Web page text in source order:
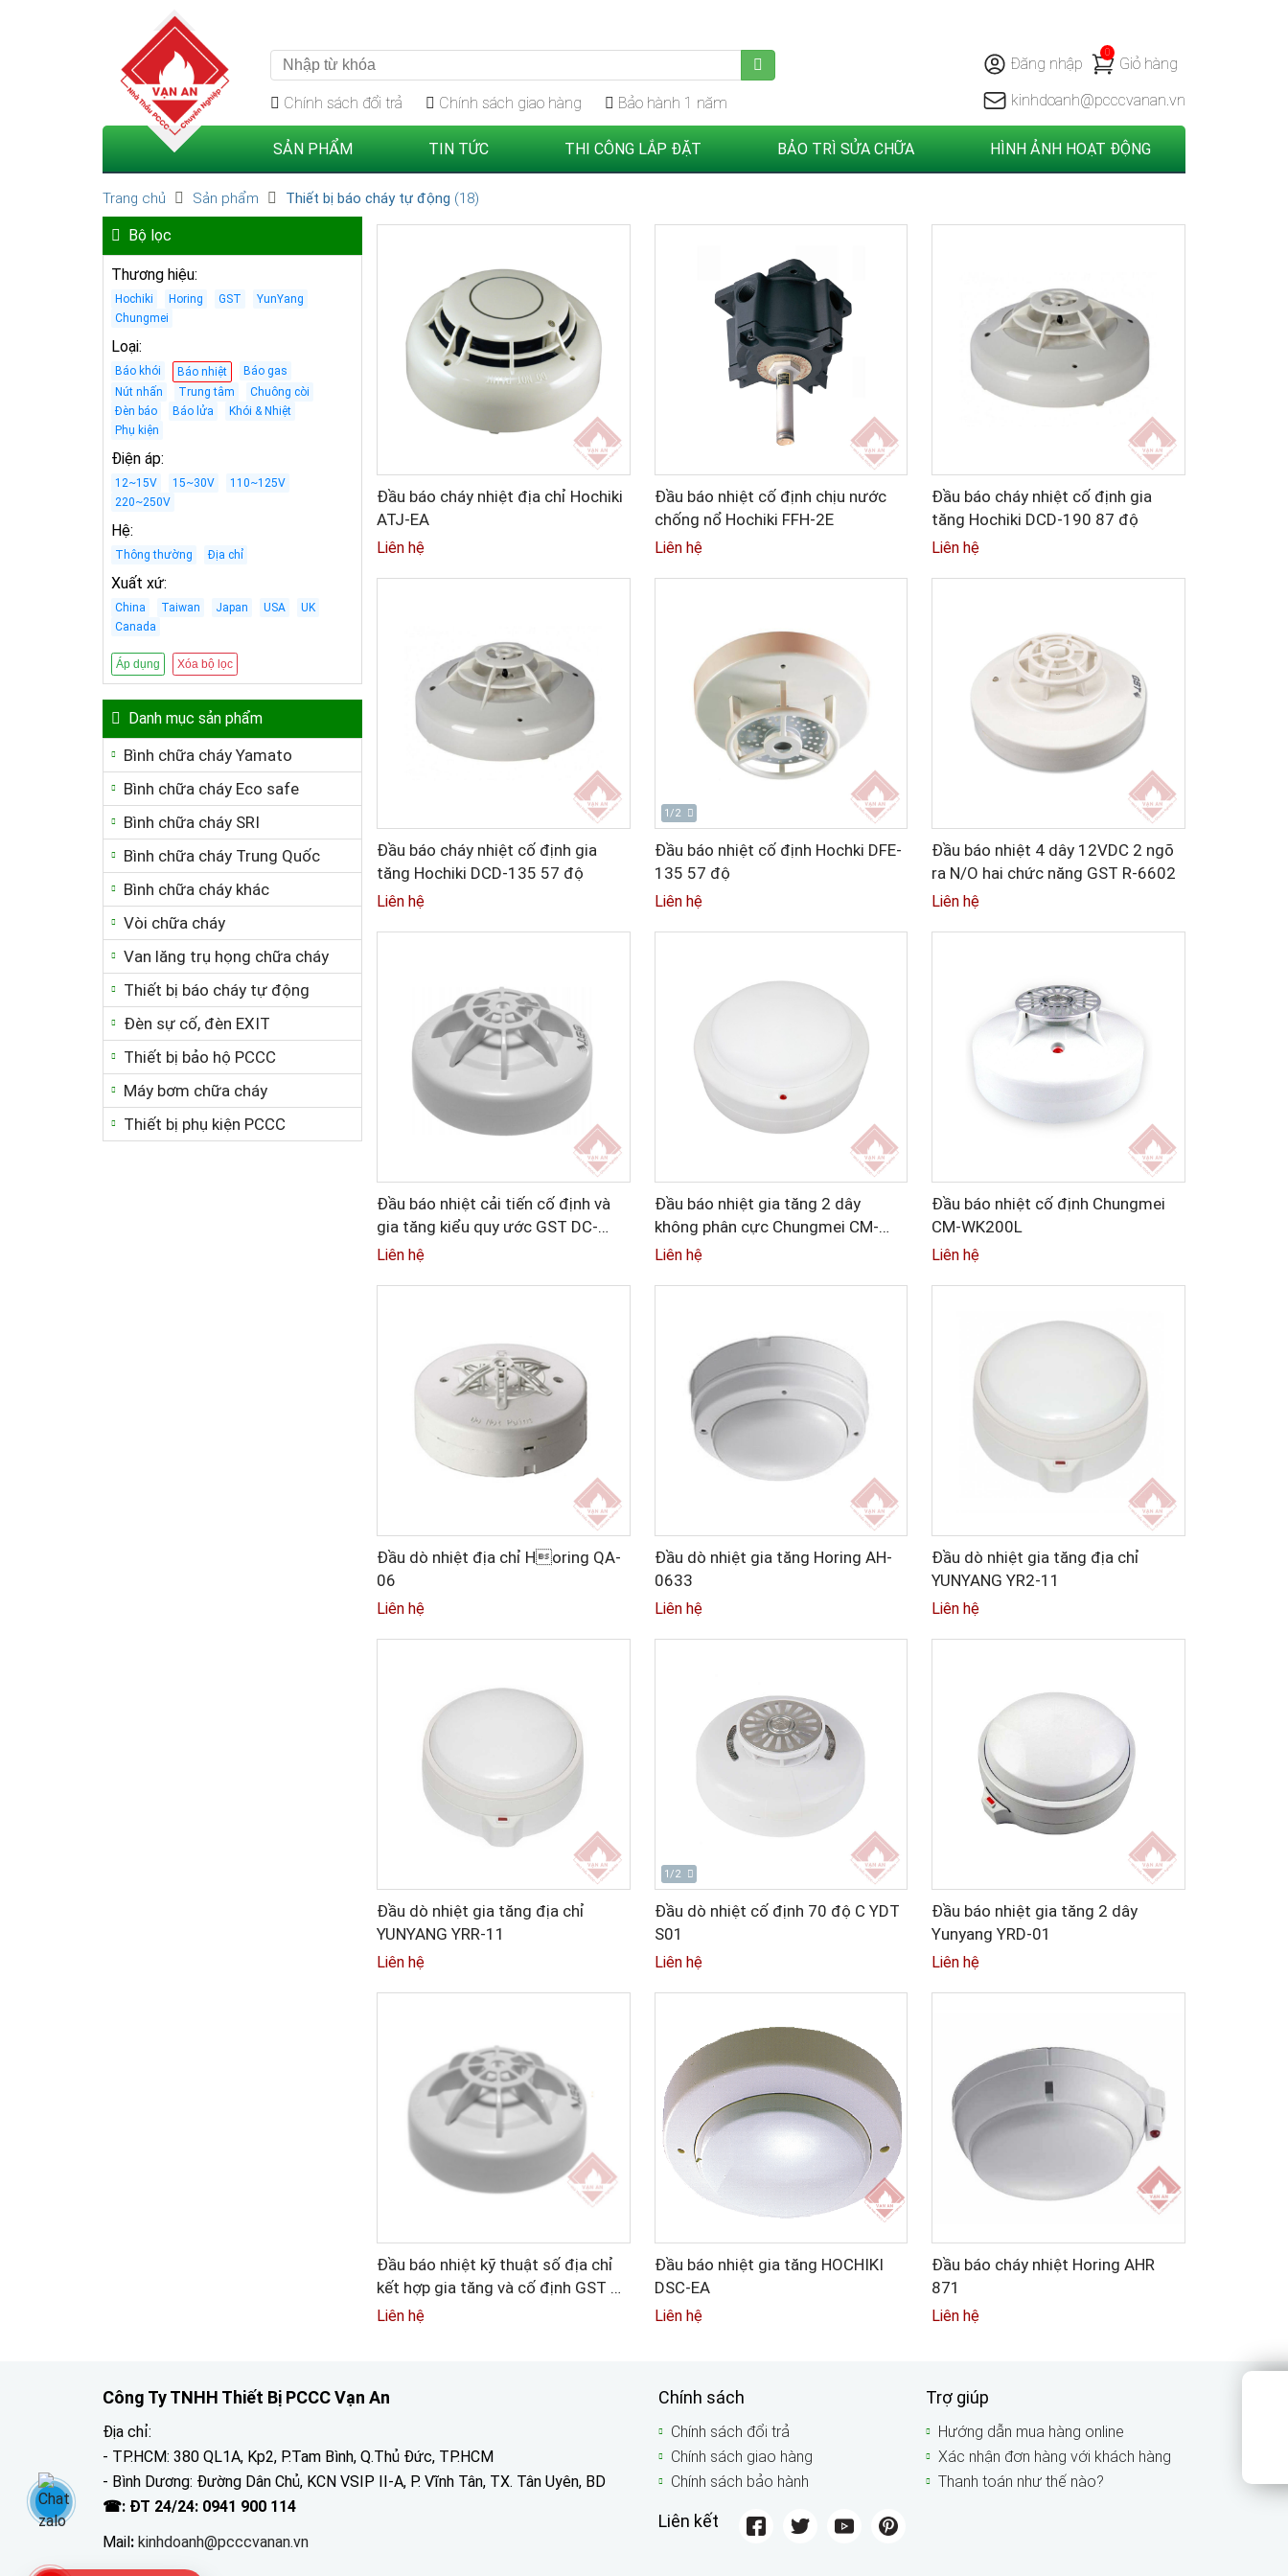
Chính sách đổi trả Chính sách giao hàng Bảo hành 1 năm
Đăng nhập
0
Giỏ hàng
kinhdoanh@pcccvanan.vn
SẢN PHẨM TIN TỨC THI CÔNG LẮP ĐẶT BẢO TRÌ SỬA CHỮA HÌNH ẢNH HOẠT ĐỘNG
Trang chủ Sản phẩm Thiết bị báo cháy tự động (18)
Bộ lọc
Thương hiệu:
Hochiki Horing GST
YunYang
Chungmei
Loại:
Báo khói Báo nhiệt
Báo gas
Nút nhấn
Trung tâm
Chuông còi
Đèn báo
Báo lửa
Khói & Nhiệt
Phụ kiện
Điện áp:
12~15V 15~30V
110~125V
220~250V
Hệ:
Thông thường Địa chỉ
Xuất xứ:
China Taiwan Japan USA
UK
Canada
Áp dụng Xóa bộ lọc
Danh mục sản phẩm
Bình chữa cháy Yamato
Bình chữa cháy Eco safe
Bình chữa cháy SRI
Bình chữa cháy Trung Quốc
Bình chữa cháy khác
Vòi chữa cháy
Van lăng trụ họng chữa cháy
Thiết bị báo cháy tự động
Đèn sự cố, đèn EXIT
Thiết bị bảo hộ PCCC
Máy bơm chữa cháy
Thiết bị phụ kiện PCCC
Đầu báo cháy nhiệt địa chỉ Hochiki
ATJ-EA
Liên hệ
Đầu báo nhiệt cố định chịu nước
chống nổ Hochiki FFH-2E
Liên hệ
Đầu báo cháy nhiệt cố định gia
tăng Hochiki DCD-190 87 độ
Liên hệ
Đầu báo cháy nhiệt cố định gia
tăng Hochiki DCD-135 57 độ
Liên hệ
1/2
Đầu báo nhiệt cố định Hochki DFE-
135 57 độ
Liên hệ
Đầu báo nhiệt 4 dây 12VDC 2 ngõ
ra N/O hai chức năng GST R-6602
Liên hệ
Đầu báo nhiệt cải tiến cố định và
gia tăng kiểu quy ước GST DC-
9103E
Liên hệ
Đầu báo nhiệt gia tăng 2 dây
không phân cực Chungmei CM-
WS26L
Liên hệ
Đầu báo nhiệt cố định Chungmei
CM-WK200L
Liên hệ
Đầu dò nhiệt địa chỉ Horing QA-
06
Liên hệ
Đầu dò nhiệt gia tăng Horing AH-
0633
Liên hệ
Đầu dò nhiệt gia tăng địa chỉ
YUNYANG YR2-11
Liên hệ
Đầu dò nhiệt gia tăng địa chỉ
YUNYANG YRR-11
Liên hệ
1/2
Đầu dò nhiệt cố định 70 độ C YDT
S01
Liên hệ
Đầu báo nhiệt gia tăng 2 dây
Yunyang YRD-01
Liên hệ
Đầu báo nhiệt kỹ thuật số địa chỉ
kết hợp gia tăng và cố định GST DI
9103E
Liên hệ
Đầu báo nhiệt gia tăng HOCHIKI
DSC-EA
Liên hệ
Đầu báo cháy nhiệt Horing AHR
871
Liên hệ
Công Ty TNHH Thiết Bị PCCC Vạn An
Địa chỉ:
- TP.HCM: 380 QL1A, Kp2, P.Tam Bình, Q.Thủ Đức, TP.HCM
- Bình Dương: Đường Dân Chủ, KCN VSIP II-A, P. Vĩnh Tân, TX. Tân Uyên, BD
☎: ĐT 24/24: 0941 900 114
Mail : kinhdoanh@pcccvanan.vn
Chính sách
Chính sách đổi trả
Chính sách giao hàng
Chính sách bảo hành
Trợ giúp
Hướng dẫn mua hàng online
Xác nhận đơn hàng với khách hàng
Thanh toán như thế nào?
Liên kết